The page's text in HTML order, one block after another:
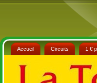
Accueil Circuits 1 €